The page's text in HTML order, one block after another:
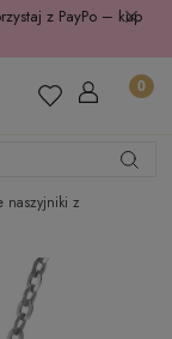
z PayPo – kup
naszyjniki z